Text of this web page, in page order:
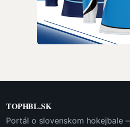
TOPHBL.SK
Portál o slovenskom hokejbale